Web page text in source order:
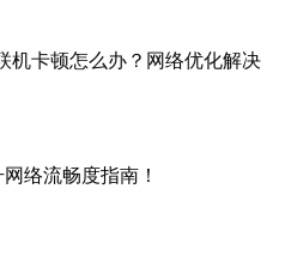
机卡顿怎么办？网络优化解决
络流畅度指南！